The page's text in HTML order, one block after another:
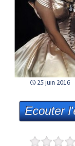
25 juin 2016
Ecouter